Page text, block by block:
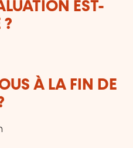
EST-
?
À LA FIN DE